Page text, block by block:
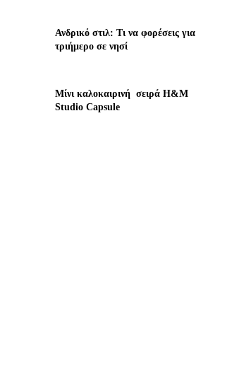
Ανδρικό στιλ: Τι να φορέσεις για
τριήμερο σε νησί
Μίνι καλοκαιρινή σειρά H&M
Studio Capsule